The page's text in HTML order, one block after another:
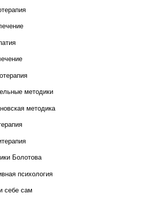
методики
методика
Болотова
психология
себе сам